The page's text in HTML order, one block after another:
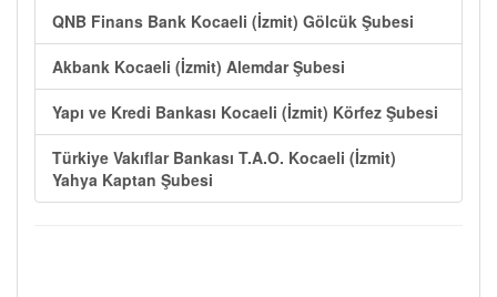
QNB Finans Bank Kocaeli (İzmit) Gölcük Şubesi
Akbank Kocaeli (İzmit) Alemdar Şubesi
Yapı ve Kredi Bankası Kocaeli (İzmit) Körfez Şubesi
Türkiye Vakıflar Bankası T.A.O. Kocaeli (İzmit)
Yahya Kaptan Şubesi